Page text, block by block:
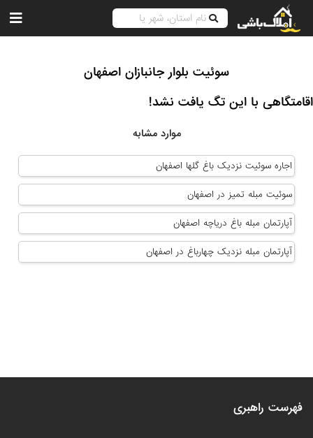
سوئیت بلوار جانبازان اصفهان
اقامتگاهی با این تگ یافت نشد!
موارد مشابه
اجاره سوئیت نزدیک باغ گلها اصفهان
سوئیت مبله تمیز در اصفهان
آپارتمان مبله باغ دریاچه اصفهان
آپارتمان مبله نزدیک چهارباغ در اصفهان
فهرست راهبری